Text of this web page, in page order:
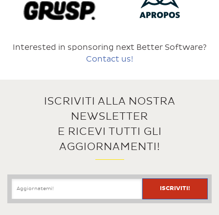
Interested in sponsoring next Better Software?
Contact us!
ISCRIVITI ALLA NOSTRA
NEWSLETTER
E RICEVI TUTTI GLI
AGGIORNAMENTI!